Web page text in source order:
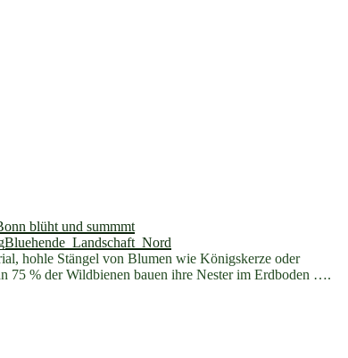
blüht und summmt
hohle Stängel von Blumen wie Königskerze oder
75 % der Wildbienen bauen ihre Nester im Erdboden ….